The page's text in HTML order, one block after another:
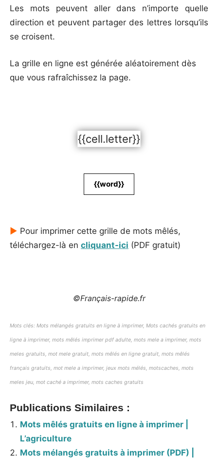
Les mots peuvent aller dans n’importe quelle
direction et peuvent partager des lettres lorsqu’ils
se croisent.
La grille en ligne est générée aléatoirement dès
que vous rafraîchissez la page.
{{cell.letter}}
{{word}}
► Pour imprimer cette grille de mots mêlés,
téléchargez-là en cliquant-ici (PDF gratuit)
©Français-rapide.fr
Mots clés: Mots mélangés gratuits en ligne à imprimer, Mots cachés gratuits en
ligne à imprimer, mots mêlés imprimer pdf adulte, mots mele a imprimer, mots
meles gratuits, mot mele gratuit, mots mêlés en ligne gratuit, mots mêlés
français gratuits, mot mele a imprimer, jeux mots mélés, motscaches, mots
meles jeu, mot caché a imprimer, mots caches gratuits
Publications Similaires :
Mots mêlés gratuits en ligne à imprimer |
L’agriculture
Mots mélangés gratuits à imprimer (PDF) |